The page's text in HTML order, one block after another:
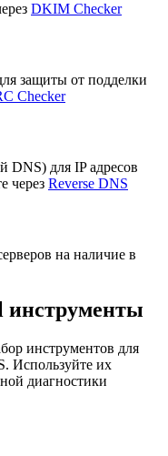
DKIM Checker
защиты от подделки
Checker
DNS) для IP адресов
через Reverse DNS
на наличие в
инструменты
инструментов для
Используйте их
диагностики